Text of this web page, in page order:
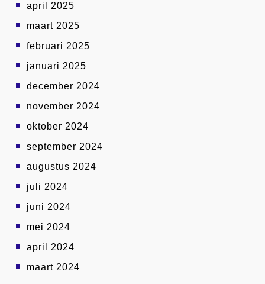
april 2025
maart 2025
februari 2025
januari 2025
december 2024
november 2024
oktober 2024
september 2024
augustus 2024
juli 2024
juni 2024
mei 2024
april 2024
maart 2024